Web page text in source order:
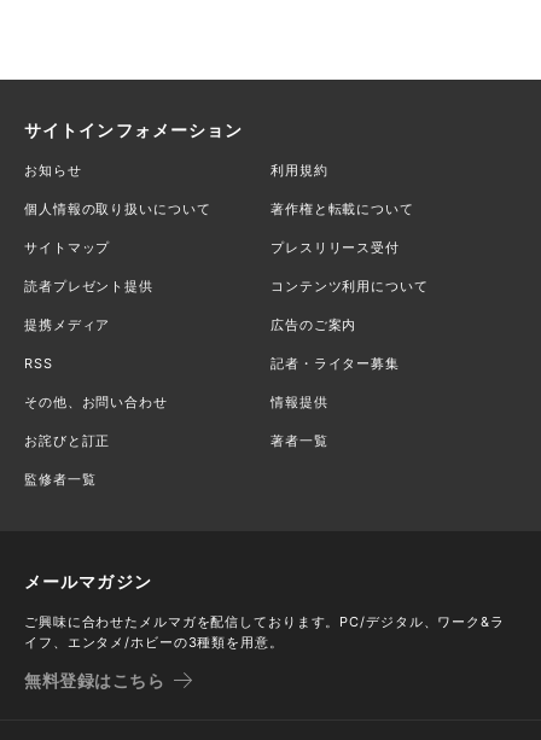
サイトインフォメーション
お知らせ 利用規約
個人情報の取り扱いについて 著作権と転載について
サイトマップ プレスリリース受付
読者プレゼント提供 コンテンツ利用について
提携メディア 広告のご案内
RSS 記者・ライター募集
その他、お問い合わせ 情報提供
お詫びと訂正 著者一覧
監修者一覧
メールマガジン
ご興味に合わせたメルマガを配信しております。PC/デジタル、ワーク&ラ
イフ、エンタメ/ホビーの3種類を用意。
無料登録はこちら